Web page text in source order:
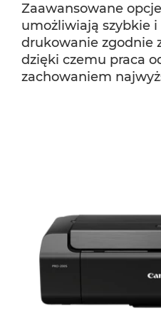
Zaawansowane
umożliwiają szybkie i
drukowanie zgodnie
dzięki czemu praca
zachowaniem